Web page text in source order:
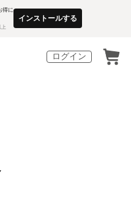
得に
上
インストールする
ログイン